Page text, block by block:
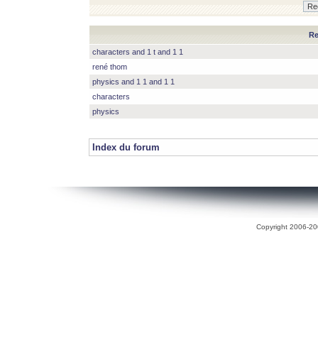
characters and 1 t and 1 1
rené thom
physics and 1 1 and 1 1
characters
physics
Index du forum
Copyright 2006-